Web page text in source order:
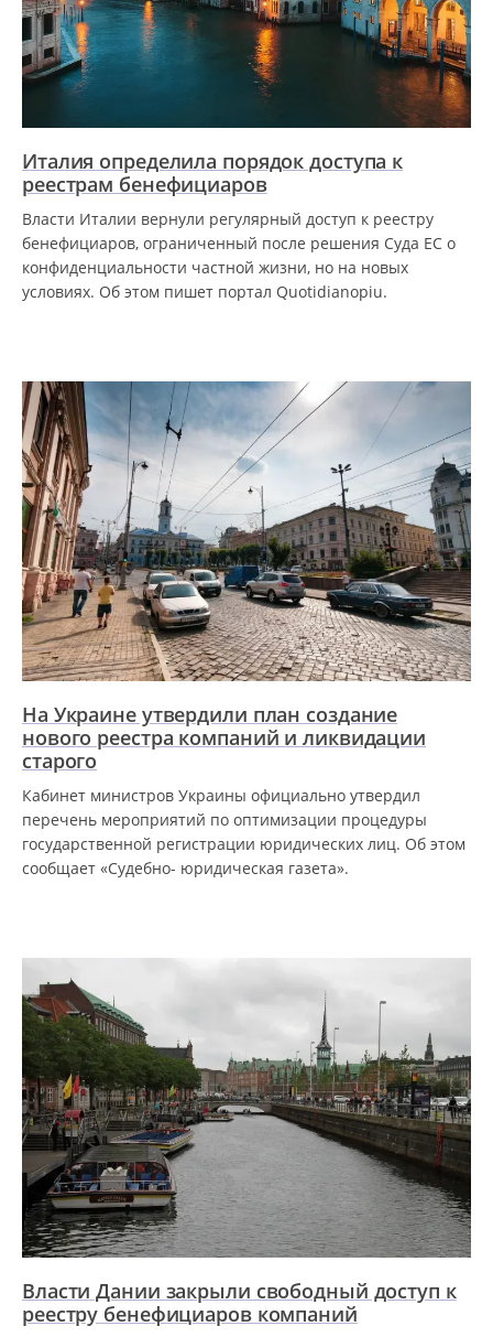
Италия определила порядок доступа к
реестрам бенефициаров
Власти Италии вернули регулярный доступ к реестру
бенефициаров, ограниченный после решения Суда ЕС о
конфиденциальности частной жизни, но на новых
условиях. Об этом пишет портал Quotidianopiu.
На Украине утвердили план создание
нового реестра компаний и ликвидации
старого
Кабинет министров Украины официально утвердил
перечень мероприятий по оптимизации процедуры
государственной регистрации юридических лиц. Об этом
сообщает «Судебно- юридическая газета».
Власти Дании закрыли свободный доступ к
реестру бенефициаров компаний